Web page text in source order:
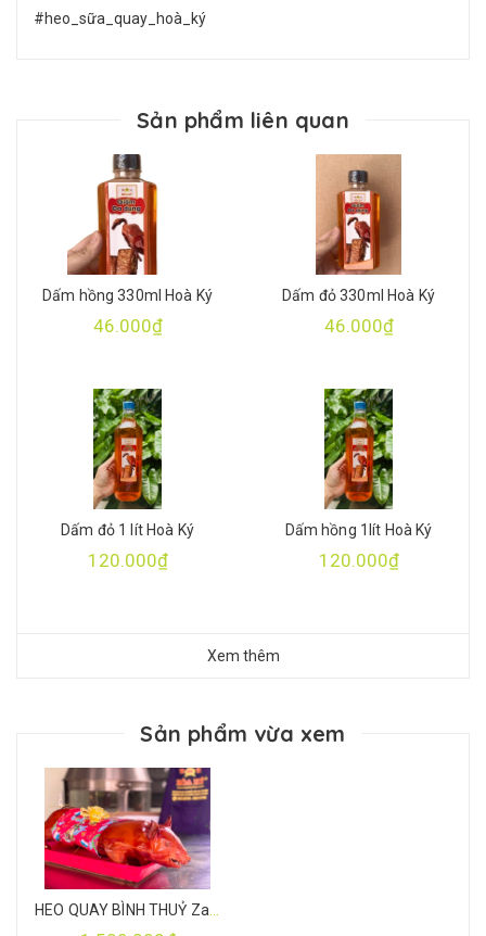
#heo_sữa_quay_hoà_ký
Sản phẩm liên quan
Dấm hồng 330ml Hoà Ký
46.000₫
Dấm đỏ 330ml Hoà Ký
46.000₫
Dấm đỏ 1 lít Hoà Ký
120.000₫
Dấm hồng 1lít Hoà Ký
120.000₫
Xem thêm
Sản phẩm vừa xem